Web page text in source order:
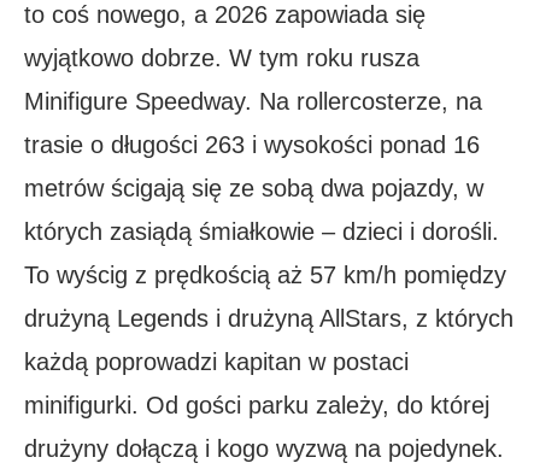
to coś nowego, a 2026 zapowiada się
wyjątkowo dobrze. W tym roku rusza
Minifigure Speedway. Na rollercosterze, na
trasie o długości 263 i wysokości ponad 16
metrów ścigają się ze sobą dwa pojazdy, w
których zasiądą śmiałkowie – dzieci i dorośli.
To wyścig z prędkością aż 57 km/h pomiędzy
drużyną Legends i drużyną AllStars, z których
każdą poprowadzi kapitan w postaci
minifigurki. Od gości parku zależy, do której
drużyny dołączą i kogo wyzwą na pojedynek.